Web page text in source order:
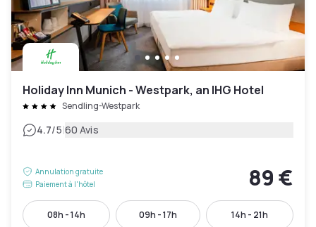
Holiday Inn Munich - Westpark, an IHG Hotel
Sendling-Westpark
4.7/5|60 Avis
Annulation gratuite
Paiement à l'hôtel
89 €
08h - 14h 09h - 17h 14h - 21h